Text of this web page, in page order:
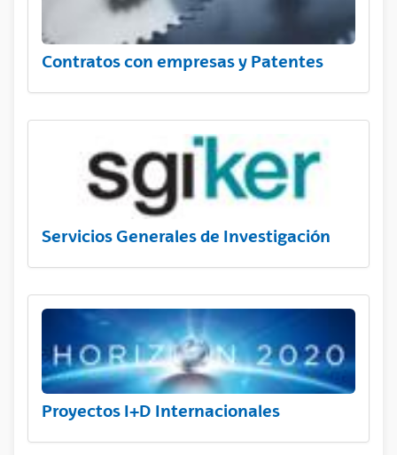
Contratos con empresas y Patentes
Servicios Generales de Investigación
Proyectos I+D Internacionales